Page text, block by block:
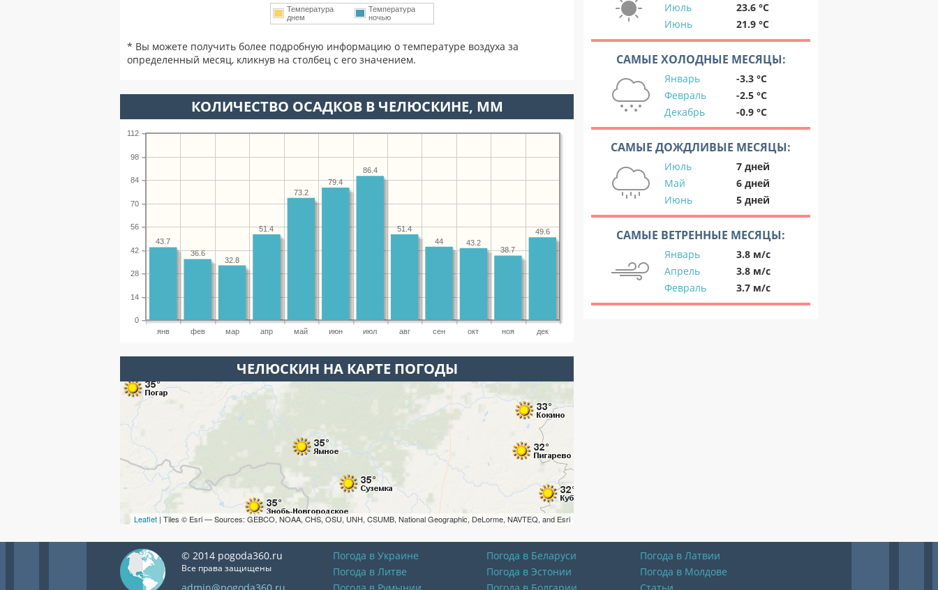
Температура
днем
Температура
ночью
* Вы можете получить более подробную информацию о температуре воздуха за
определенный месяц, кликнув на столбец с его значением.
КОЛИЧЕСТВО ОСАДКОВ В ЧЕЛЮСКИНЕ, ММ
янв фев мар апр май июн июл авг сен окт ноя дек
0
14
28
42
56
70
84
98
112
49.6
38.7
43.2
44
51.4
86.4
79.4
73.2
51.4
32.8
36.6
43.7
ЧЕЛЮСКИН НА КАРТЕ ПОГОДЫ
Leaflet | Tiles © Esri — Sources: GEBCO, NOAA, CHS, OSU, UNH, CSUMB, National Geographic, DeLorme, NAVTEQ, and Esri
Июль
23.6 °C
Июнь
21.9 °C
САМЫЕ ХОЛОДНЫЕ МЕСЯЦЫ:
Январь
-3.3 °C
Февраль
-2.5 °C
Декабрь
-0.9 °C
САМЫЕ ДОЖДЛИВЫЕ МЕСЯЦЫ:
Июль
7 дней
Май
6 дней
Июнь
5 дней
САМЫЕ ВЕТРЕННЫЕ МЕСЯЦЫ:
Январь
3.8 м/с
Апрель
3.8 м/с
Февраль
3.7 м/с
© 2014 pogoda360.ru
Все права защищены
Погода в Украине Погода в Беларуси
Погода в Латвии
Погода в Литве
Погода в Эстонии
Погода в Молдове